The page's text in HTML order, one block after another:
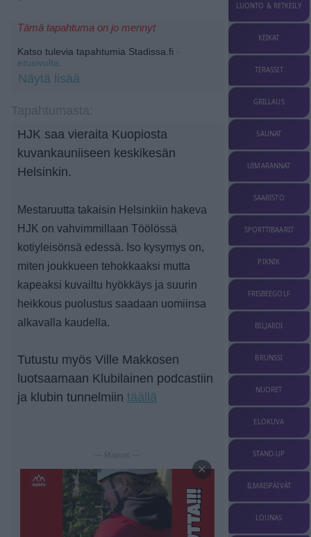
Tämä tapahtuma on jo mennyt
Katso tulevia tapahtumia Stadissa.fi -
etusivulta.
Näytä lisää
HJK saa vieraita Kuopiosta
kuvankauniiseen keskikesän
Helsinkin.
Mestaruutta takaisin Helsinkiin hakeva
HJK on vahvimmillaan Töölössä
kotiyleisönsä edessä. Iso kysymys on,
miten joukkueen tehokkaaksi mutta
kapeaksi kuvailtu hyökkäys ja suurin
heikkous puolustus saadaan uomiinsa
alkavalla kaudella.
Tutustu myös Ville Makkosen
luotsaamaan Klubilainen podcastiin
ja klubin tunnelmiin täällä
— Mainos —
×
LUONTO & RETKEILY
KEIKAT
TERASSIT
GRILLAUS
SAUNAT
UIMARANNAT
SAARISTO
SPORTTIBAARIT
PIKNIK
FRISBEEGOLF
BILJARDI
BRUNSSI
NUORET
ELOKUVA
STAND-UP
ILMAISPÄIVÄT
LOUNAS